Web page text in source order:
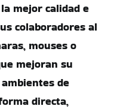
mejor calidad e
colaboradores al
mouses o
mejoran su
de
directa,